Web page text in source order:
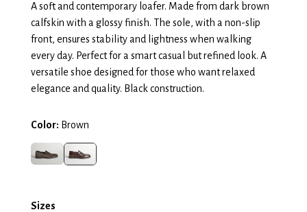
A soft and contemporary loafer. Made from dark brown
calfskin with a glossy finish. The sole, with a non-slip
front, ensures stability and lightness when walking
every day. Perfect for a smart casual but refined look. A
versatile shoe designed for those who want relaxed
elegance and quality. Black construction.
Color: Brown
Sizes